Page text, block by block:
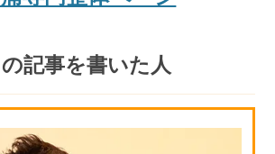
記事を書いた人